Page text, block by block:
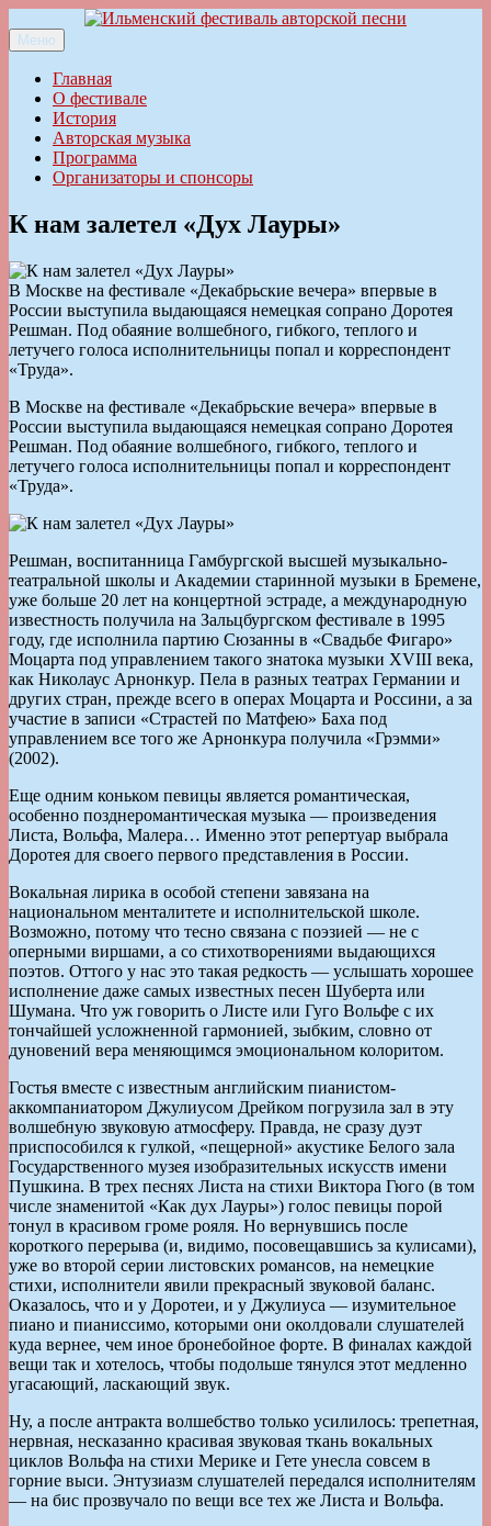
к
содержимому
Ильменский фестиваль авторской песни
Меню
Главная
О фестивале
История
Авторская музыка
Программа
Организаторы и спонсоры
К нам залетел «Дух Лауры»
В Москве на фестивале «Декабрьские вечера» впервые в
России выступила выдающаяся немецкая сопрано Доротея
Решман. Под обаяние волшебного, гибкого, теплого и
летучего голоса исполнительницы попал и корреспондент
«Труда».
В Москве на фестивале «Декабрьские вечера» впервые в
России выступила выдающаяся немецкая сопрано Доротея
Решман. Под обаяние волшебного, гибкого, теплого и
летучего голоса исполнительницы попал и корреспондент
«Труда».
Решман, воспитанница Гамбургской высшей музыкально-
театральной школы и Академии старинной музыки в Бремене,
уже больше 20 лет на концертной эстраде, а международную
известность получила на Зальцбургском фестивале в 1995
году, где исполнила партию Сюзанны в «Свадьбе Фигаро»
Моцарта под управлением такого знатока музыки XVIII века,
как Николаус Арнонкур. Пела в разных театрах Германии и
других стран, прежде всего в операх Моцарта и Россини, а за
участие в записи «Страстей по Матфею» Баха под
управлением все того же Арнонкура получила «Грэмми»
(2002).
Еще одним коньком певицы является романтическая,
особенно позднеромантическая музыка — произведения
Листа, Вольфа, Малера… Именно этот репертуар выбрала
Доротея для своего первого представления в России.
Вокальная лирика в особой степени завязана на
национальном менталитете и исполнительской школе.
Возможно, потому что тесно связана с поэзией — не с
оперными виршами, а со стихотворениями выдающихся
поэтов. Оттого у нас это такая редкость — услышать хорошее
исполнение даже самых известных песен Шуберта или
Шумана. Что уж говорить о Листе или Гуго Вольфе с их
тончайшей усложненной гармонией, зыбким, словно от
дуновений вера меняющимся эмоциональном колоритом.
Гостья вместе с известным английским пианистом-
аккомпаниатором Джулиусом Дрейком погрузила зал в эту
волшебную звуковую атмосферу. Правда, не сразу дуэт
приспособился к гулкой, «пещерной» акустике Белого зала
Государственного музея изобразительных искусств имени
Пушкина. В трех песнях Листа на стихи Виктора Гюго (в том
числе знаменитой «Как дух Лауры») голос певицы порой
тонул в красивом громе рояля. Но вернувшись после
короткого перерыва (и, видимо, посовещавшись за кулисами),
уже во второй серии листовских романсов, на немецкие
стихи, исполнители явили прекрасный звуковой баланс.
Оказалось, что и у Доротеи, и у Джулиуса — изумительное
пиано и пианиссимо, которыми они околдовали слушателей
куда вернее, чем иное бронебойное форте. В финалах каждой
вещи так и хотелось, чтобы подольше тянулся этот медленно
угасающий, ласкающий звук.
Ну, а после антракта волшебство только усилилось: трепетная,
нервная, несказанно красивая звуковая ткань вокальных
циклов Вольфа на стихи Мерике и Гете унесла совсем в
горние выси. Энтузиазм слушателей передался исполнителям
— на бис прозвучало по вещи все тех же Листа и Вольфа.